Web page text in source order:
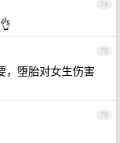
74
75
，堕胎对女生伤害
76